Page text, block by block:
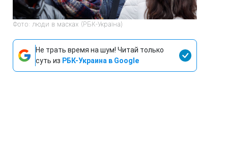
Фото: люди в масках (РБК-Україна)
Не трать время на шум! Читай только
суть из РБК-Украина в Google